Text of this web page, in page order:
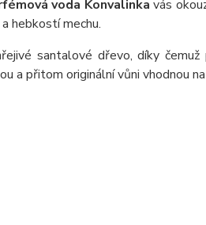
voda Konvalinka vás
hebkostí mechu.
santalové dřevo, díky
a přitom originální vůni vhodnou